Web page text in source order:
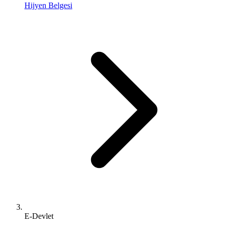
Hijyen Belgesi
E-Devlet